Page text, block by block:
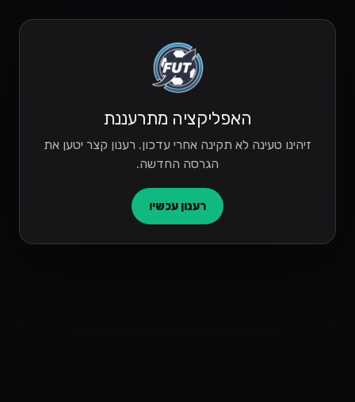
האפליקציה מתרעננת
זיהינו טעינה לא תקינה אחרי עדכון. רענון קצר יטען את
הגרסה החדשה.
רענון עכשיו